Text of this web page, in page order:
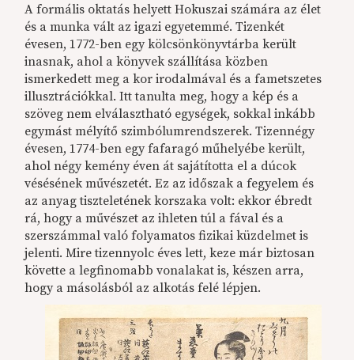
A formális oktatás helyett Hokuszai számára az élet
és a munka vált az igazi egyetemmé. Tizenkét
évesen, 1772-ben egy kölcsönkönyvtárba került
inasnak, ahol a könyvek szállítása közben
ismerkedett meg a kor irodalmával és a fametszetes
illusztrációkkal. Itt tanulta meg, hogy a kép és a
szöveg nem elválasztható egységek, sokkal inkább
egymást mélyítő szimbólumrendszerek. Tizennégy
évesen, 1774-ben egy fafaragó műhelyébe került,
ahol négy kemény éven át sajátította el a dúcok
vésésének művészetét. Ez az időszak a fegyelem és
az anyag tiszteletének korszaka volt: ekkor ébredt
rá, hogy a művészet az ihleten túl a fával és a
szerszámmal való folyamatos fizikai küzdelmet is
jelenti. Mire tizennyolc éves lett, keze már biztosan
követte a legfinomabb vonalakat is, készen arra,
hogy a másolásból az alkotás felé lépjen.